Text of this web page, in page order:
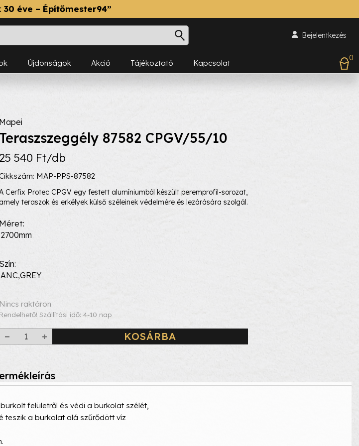
30 éve – Építőmester94”
Bejelentkezés
Újdonságok Akció Tájékoztató Kapcsolat
0
Mapei
Teraszszeggély 87582 CPGV/55/10
25 540 Ft/db
MAP-PPS-87582
Cerfix Protec CPGV egy festett alumíniumból készült peremprofil-sorozat,
amely teraszok és erkélyek külső széleinek védelmére és lezárására szolgál.
Méret
2700mm
Szín
ANC,GREY
Nincs raktáron
Rendelhető! Szállítási idő: 4-10 nap
KOSÁRBA
felületről és védi a burkolat szélét,
teszik a burkolat alá szűrődött víz